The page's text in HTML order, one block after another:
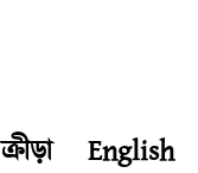
ক্ৰীড়া English